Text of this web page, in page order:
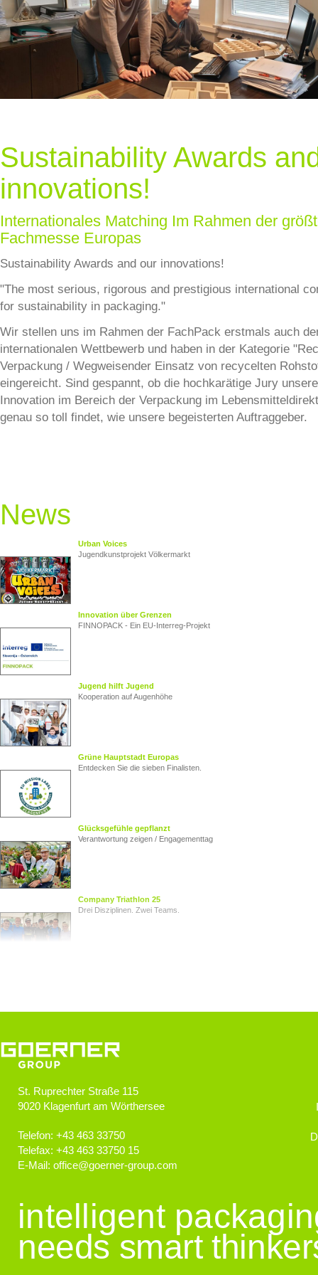
Sustainability Awards
innovations!
Internationales Matching Im Rahmen der
Fachmesse Europas
Sustainability Awards and our innovations!
"The most serious, rigorous and prestigious international
for sustainability in packaging."
Wir stellen uns im Rahmen der FachPack erstmals auch
internationalen Wettbewerb und haben in der Kategorie
Verpackung / Wegweisender Einsatz von recycelten
eingereicht. Sind gespannt, ob die hochkarätige Jury unsere
Innovation im Bereich der Verpackung im
genau so toll findet, wie unsere begeisterten Auftraggeber.
News
Urban Voices
Jugendkunstprojekt Völkermarkt
Innovation über Grenzen
FINNOPACK - Ein EU‑Interreg‑Projekt
Jugend hilft Jugend
Kooperation auf Augenhöhe
Grüne Hauptstadt Europas
Entdecken Sie die sieben Finalisten.
Glücksgefühle gepflanzt
Verantwortung zeigen / Engagementtag
Company Triathlon 25
Drei Disziplinen. Zwei Teams.
Jugendliche im Blick
Goerner Group unterstützt JUNO
GOERNER Group supportet
Klimaschutz
St. Ruprechter Straße 115
9020 Klagenfurt am Wörthersee
Telefon: +43 463 33750
Telefax: +43 463 33750 15
E-Mail: office@goerner-group.com
intelligent
needs smart